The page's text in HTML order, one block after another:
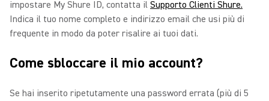
impostare My Shure ID, contatta il Supporto Clienti Shure.
Indica il tuo nome completo e indirizzo email che usi più di
frequente in modo da poter risalire ai tuoi dati.
Come sbloccare il mio account?
Se hai inserito ripetutamente una password errata (più di 5